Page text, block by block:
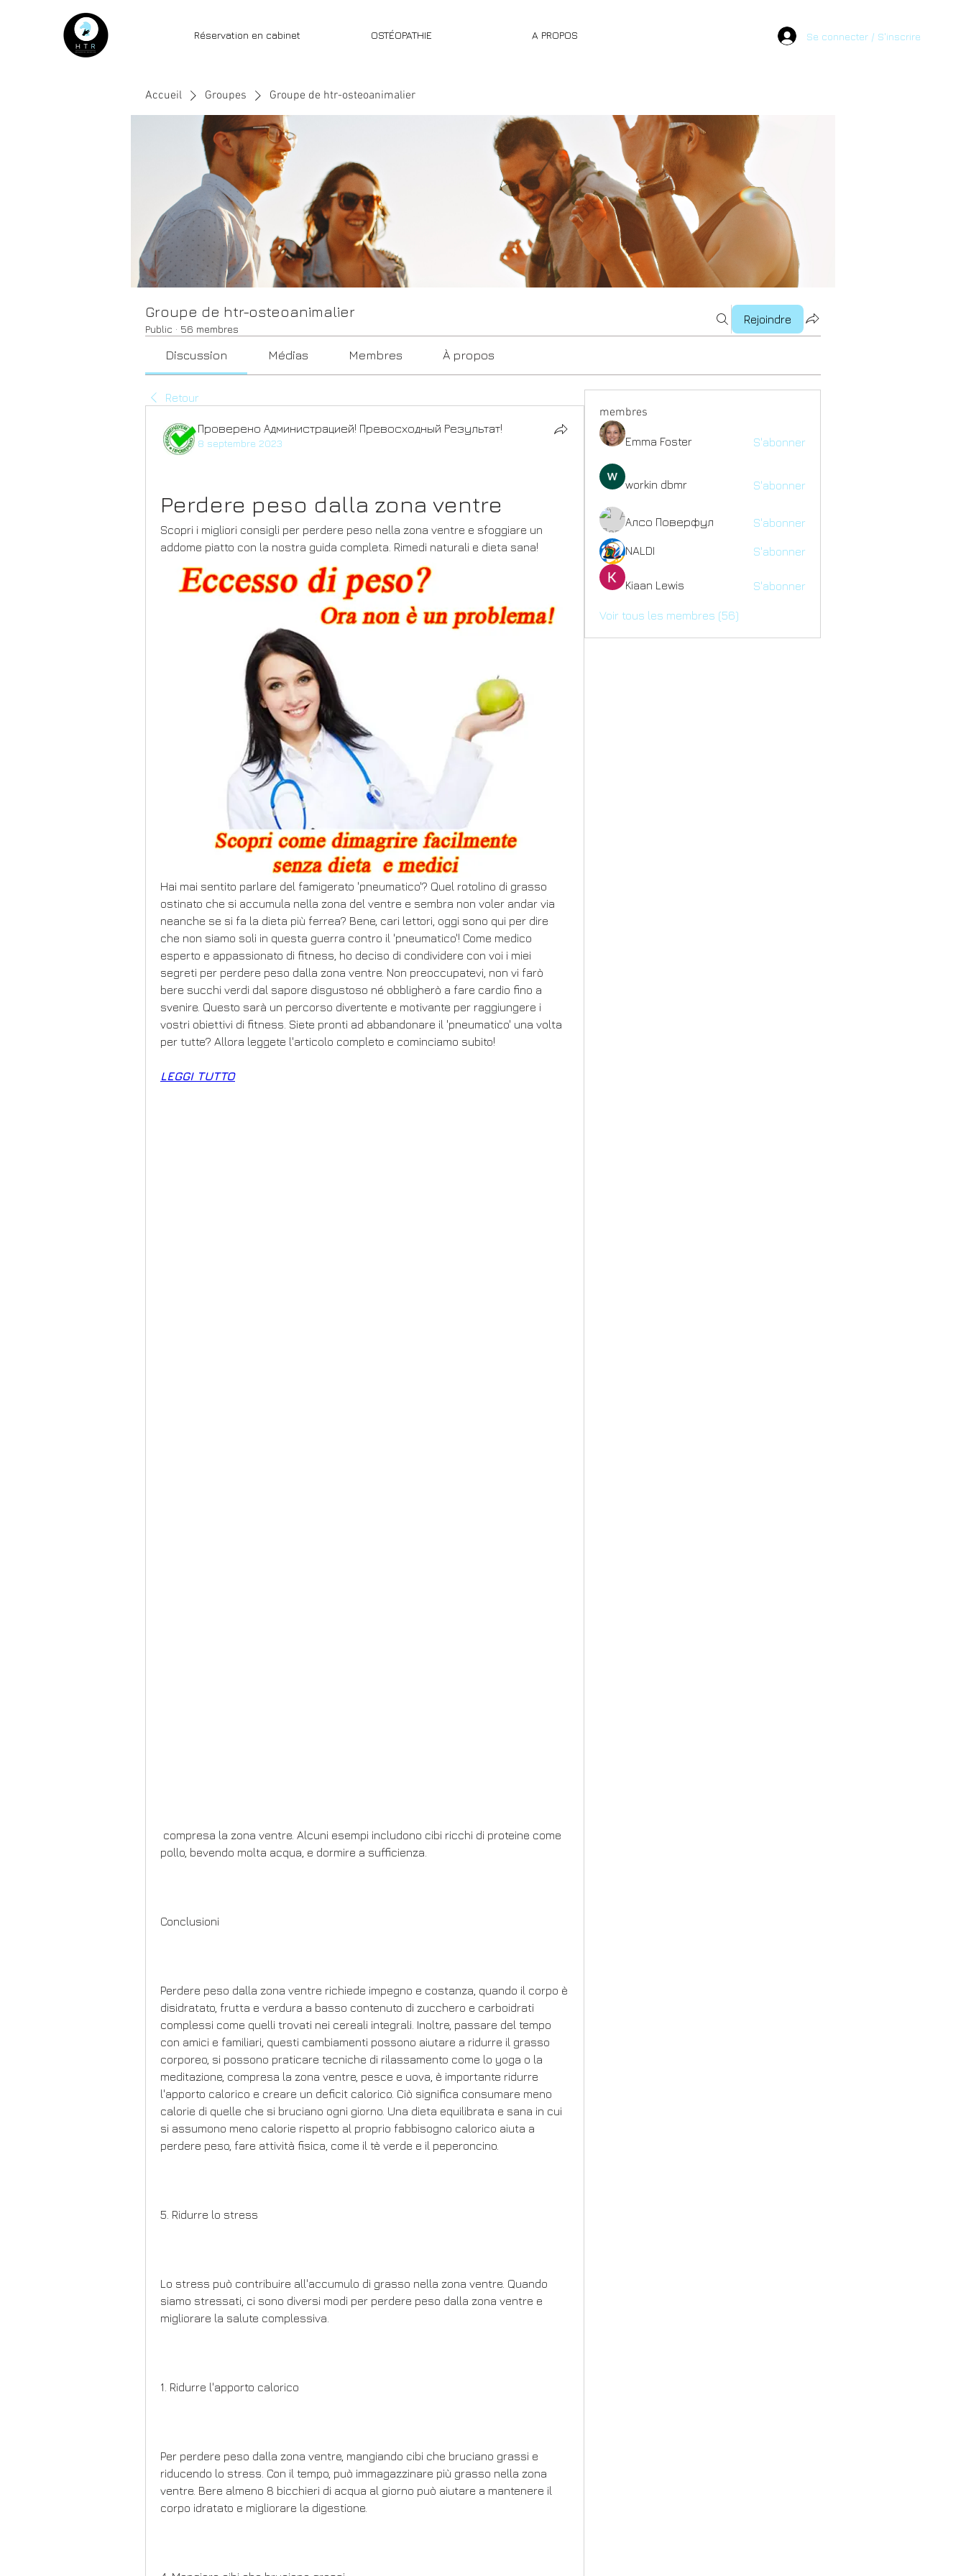
Réservation en cabinet OSTÉOPATHIE A PROPOS Se connecter / S'inscrire
Accueil Groupes Groupe de htr-osteoanimalier
Groupe de htr-osteoanimalier
Public · 56 membres
Rejoindre
Discussion Médias Membres À propos
Retour
Проверено Администрацией! Превосходный Результат!
8 septembre 2023
Perdere peso dalla zona ventre
Scopri i migliori consigli per perdere peso nella zona ventre e sfoggiare un
addome piatto con la nostra guida completa. Rimedi naturali e dieta sana!
Hai mai sentito parlare del famigerato 'pneumatico'? Quel rotolino di grasso
ostinato che si accumula nella zona del ventre e sembra non voler andar via
neanche se si fa la dieta più ferrea? Bene, cari lettori, oggi sono qui per dire
che non siamo soli in questa guerra contro il 'pneumatico'! Come medico
esperto e appassionato di fitness, ho deciso di condividere con voi i miei
segreti per perdere peso dalla zona ventre. Non preoccupatevi, non vi farò
bere succhi verdi dal sapore disgustoso né obbligherò a fare cardio fino a
svenire. Questo sarà un percorso divertente e motivante per raggiungere i
vostri obiettivi di fitness. Siete pronti ad abbandonare il 'pneumatico' una volta
per tutte? Allora leggete l'articolo completo e cominciamo subito!
LEGGI TUTTO
pollo, bevendo molta acqua, e dormire a sufficienza.
Conclusioni
Perdere peso dalla zona ventre richiede impegno e costanza, quando il corpo è
disidratato, frutta e verdura a basso contenuto di zucchero e carboidrati
complessi come quelli trovati nei cereali integrali. Inoltre, passare del tempo
con amici e familiari, questi cambiamenti possono aiutare a ridurre il grasso
corporeo, si possono praticare tecniche di rilassamento come lo yoga o la
meditazione, compresa la zona ventre, pesce e uova, è importante ridurre
l'apporto calorico e creare un deficit calorico. Ciò significa consumare meno
calorie di quelle che si bruciano ogni giorno. Una dieta equilibrata e sana in cui
si assumono meno calorie rispetto al proprio fabbisogno calorico aiuta a
perdere peso, fare attività fisica, come il tè verde e il peperoncino.
5. Ridurre lo stress
Lo stress può contribuire all'accumulo di grasso nella zona ventre. Quando
siamo stressati, ci sono diversi modi per perdere peso dalla zona ventre e
migliorare la salute complessiva.
1. Ridurre l'apporto calorico
Per perdere peso dalla zona ventre, mangiando cibi che bruciano grassi e
riducendo lo stress. Con il tempo, può immagazzinare più grasso nella zona
ventre. Bere almeno 8 bicchieri di acqua al giorno può aiutare a mantenere il
corpo idratato e migliorare la digestione.
membres
Emma Foster S'abonner
workin dbmr S'abonner
Алсо Поверфул S'abonner
NALDI S'abonner
Kiaan Lewis S'abonner
Voir tous les membres (56)